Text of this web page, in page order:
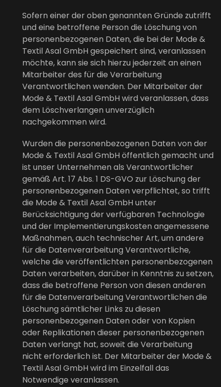
Sofern einer der oben genannten Gründe zutrifft
und eine betroffene Person die Löschung von
personenbezogenen Daten, die bei der Mode &
Textil Asal GmbH gespeichert sind, veranlassen
möchte, kann sie sich hierzu jederzeit an einen
Mitarbeiter des für die Verarbeitung
Verantwortlichen wenden. Der Mitarbeiter der
Mode & Textil Asal GmbH wird veranlassen, dass
dem Löschverlangen unverzüglich
nachgekommen wird.
Wurden die personenbezogenen Daten von der
Mode & Textil Asal GmbH öffentlich gemacht und
ist unser Unternehmen als Verantwortlicher
gemäß Art. 17 Abs. 1 DS-GVO zur Löschung der
personenbezogenen Daten verpflichtet, so trifft
die Mode & Textil Asal GmbH unter
Berücksichtigung der verfügbaren Technologie
und der Implementierungskosten angemessene
Maßnahmen, auch technischer Art, um andere
für die Datenverarbeitung Verantwortliche,
welche die veröffentlichten personenbezogenen
Daten verarbeiten, darüber in Kenntnis zu setzen,
dass die betroffene Person von diesen anderen
für die Datenverarbeitung Verantwortlichen die
Löschung sämtlicher Links zu diesen
personenbezogenen Daten oder von Kopien
oder Replikationen dieser personenbezogenen
Daten verlangt hat, soweit die Verarbeitung
nicht erforderlich ist. Der Mitarbeiter der Mode &
Textil Asal GmbH wird im Einzelfall das
Notwendige veranlassen.